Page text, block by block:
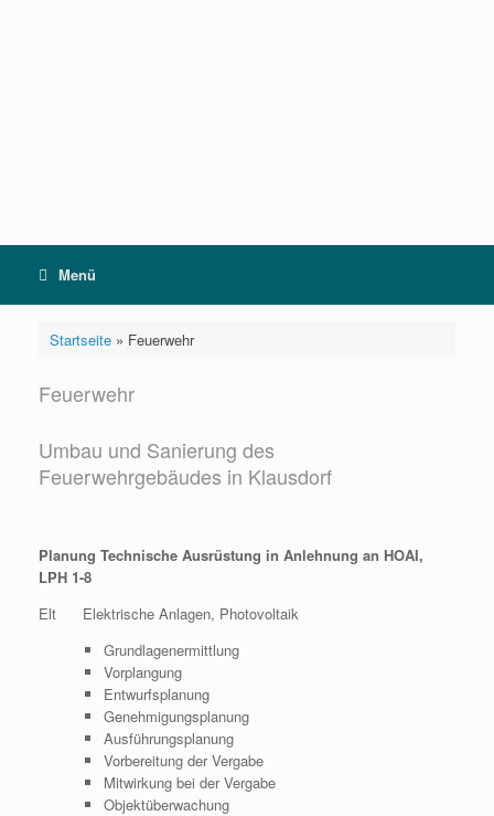
Menü
Startseite» Feuerwehr
Feuerwehr
Umbau und Sanierung des
Feuerwehrgebäudes in Klausdorf
Planung Technische Ausrüstung in Anlehnung an HOAI,
LPH 1-8
Elt Elektrische Anlagen, Photovoltaik
Grundlagenermittlung
Vorplangung
Entwurfsplanung
Genehmigungsplanung
Ausführungsplanung
Vorbereitung der Vergabe
Mitwirkung bei der Vergabe
Objektüberwachung